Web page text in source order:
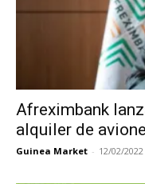
Afreximbank
alquiler de
Guinea Market - 12/02/2022